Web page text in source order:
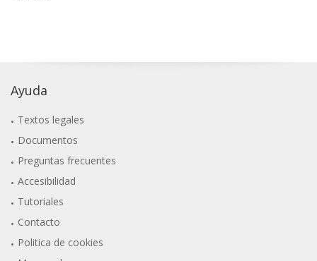
Ayuda
Textos legales
Documentos
Preguntas frecuentes
Accesibilidad
Tutoriales
Contacto
Politica de cookies